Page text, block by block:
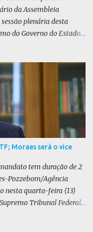
da Assembleia
plenária desta
do Governo do Estado
392 milhões. De acordo
benefícios a longo
técnicas
o BIRD, as quais
é mais vantajosa sob
o custo dos juros em
a opção pelo iene
pela sua menor
da taxa de juros
Neiva (PP) votou
Moraes será o vice
tem duração de 2
Pozzebom/Agência
nesta quarta-feira (13)
Tribunal Federal